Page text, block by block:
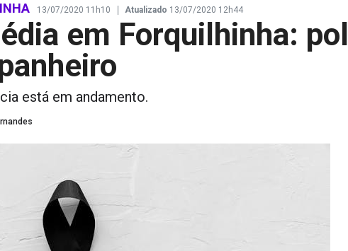
13/07/2020 11h10 Atualizado 13/07/2020 12h44
em Forquilhinha:
está em andamento.